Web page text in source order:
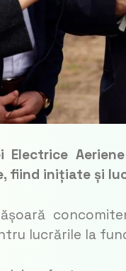
Electrice
fiind inițiate și
lucrările la